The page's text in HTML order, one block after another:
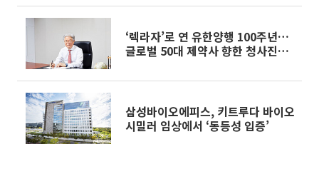
‘렉라자’로 연 유한양행 100주년…
글로벌 50대 제약사 향한 청사진
삼성바이오에피스, 키트루다 바이오
시밀러 임상에서 ‘동등성 입증’